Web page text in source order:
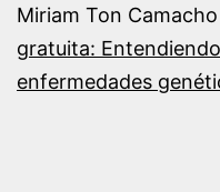
Miriam Ton Camacho
gratuita:
enfermedades